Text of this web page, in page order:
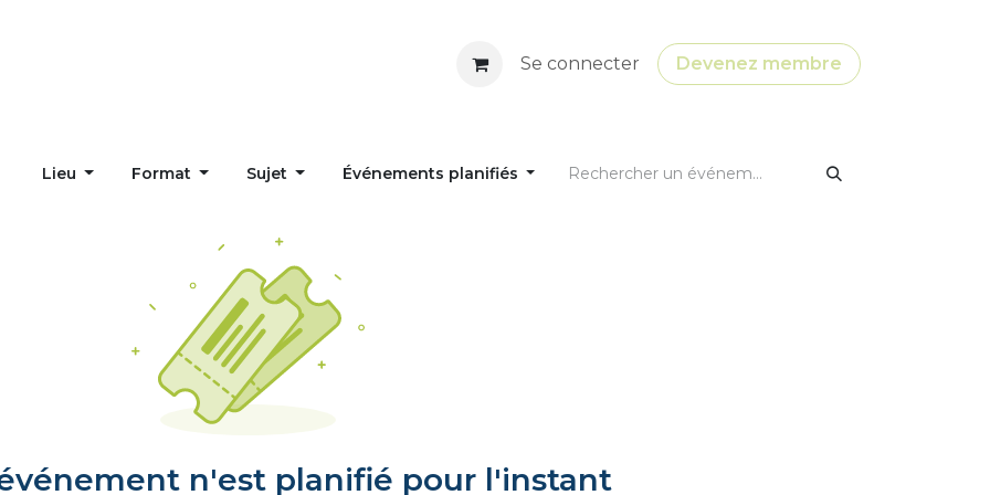
Se connecter Devenez membre
Lieu Format Sujet Événements planifiés
n'est planifié pour l'instant